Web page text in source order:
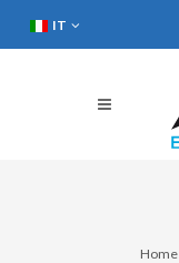
IT
Home